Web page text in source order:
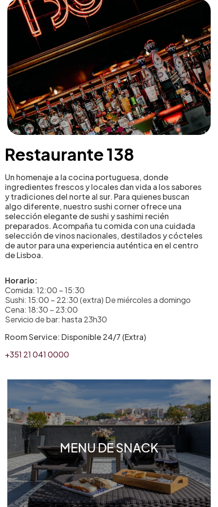
Restaurante 138
Un homenaje a la cocina portuguesa, donde
ingredientes frescos y locales dan vida a los sabores
y tradiciones del norte al sur. Para quienes buscan
algo diferente, nuestro sushi corner ofrece una
selección elegante de sushi y sashimi recién
preparados. Acompaña tu comida con una cuidada
selección de vinos nacionales, destilados y cócteles
de autor para una experiencia auténtica en el centro
de Lisboa.
Horario:
Comida: 12:00 – 15:30
Sushi: 15:00 – 22:30 (extra) De miércoles a domingo
Cena: 18:30 – 23:00
Servicio de bar: hasta 23h30
Room Service: Disponible 24/7 (Extra)
+351 21 041 0000
DESAYUNO